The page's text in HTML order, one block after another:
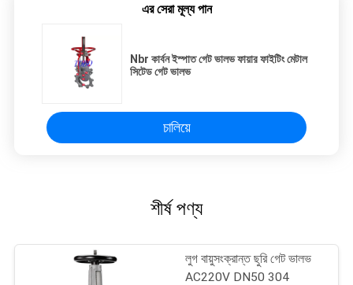
এর সেরা মূল্য পান
Nbr কার্বন ইস্পাত গেট ভালভ ফায়ার ফাইটিং মেটাল
সিটেড গেট ভালভ
চালিয়ে
শীর্ষ পণ্য
লুগ বায়ুসংক্রান্ত ছুরি গেট ভালভ
AC220V DN50 304